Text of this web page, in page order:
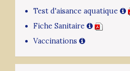
Test d'aisance aquatique
Fiche Sanitaire
Vaccinations